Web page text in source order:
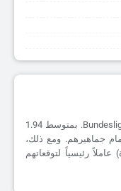
يقدم RB Leipzig موسماً مثيراً للاهتمام في Bundesliga. بمتوسط 1.94
جماهيرهم. ومع ذلك،
(1.94 أهداف/مباراة) عاملاً رئيسياً لتوقعاتهم